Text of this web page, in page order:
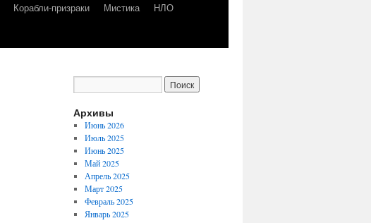
Корабли-призраки Мистика
НЛО
Архивы
Июнь 2026
Июль 2025
Июнь 2025
Май 2025
Апрель 2025
Март 2025
Февраль 2025
Январь 2025